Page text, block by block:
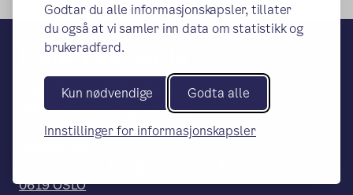
Godtar du alle informasjonskapsler, tillater
du også at vi samler inn data om statistikk og
brukeradferd.
Kun nødvendige Godta alle
Innstillinger for informasjonskapsler
Østensjø skole
– en del av Osloskolen
Besøks- og leveringsadresse:
Østensjøveien 112, 0682 Oslo
0619 OSLO